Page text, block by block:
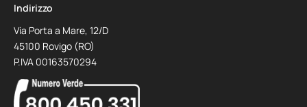
Indirizzo
Via Porta a Mare, 12/D
45100 Rovigo (RO)
P.IVA 00163570294